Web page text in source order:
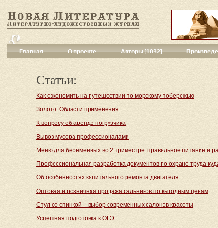
Главная О проекте Авторы [1032]
Переводы
Повести,
Галерея[140]
Все жанры
Статьи:
Как сэкономить на путешествии по морскому побережью
Золото: Области применения
К вопросу об аренде погрузчика
Вывоз мусора профессионалами
Меню для беременных во 2 триместре: правильное питание и
Профессиональная разработка документов по охране труда
Об особенностях капитального ремонта двигателя
Оптовая и розничная продажа сальников по выгодным ценам
Стул со спинкой – выбор современных салонов красоты
Успешная подготовка к ОГЭ